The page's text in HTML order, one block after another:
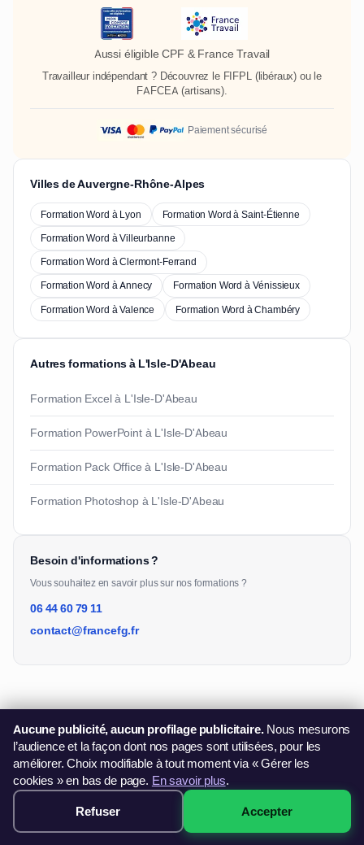
Aussi éligible CPF & France Travail
Travailleur indépendant ? Découvrez le FIFPL(libéraux) ou le
FAFCEA (artisans).
Paiement sécurisé
Villes de Auvergne-Rhône-Alpes
Formation Word à Lyon
Formation Word à Saint-Étienne
Formation Word à Villeurbanne
Formation Word à Clermont-Ferrand
Formation Word à Annecy
Formation Word à Vénissieux
Formation Word à Valence
Formation Word à Chambéry
Autres formations à L'Isle-D'Abeau
Formation Excel à L'Isle-D'Abeau
Formation PowerPoint à L'Isle-D'Abeau
Formation Pack Office à L'Isle-D'Abeau
Formation Photoshop à L'Isle-D'Abeau
Besoin d'informations ?
Vous souhaitez en savoir plus sur nos formations ?
06 44 60 79 11
contact@francefg.fr
249€ · Voir les sessions →
Une question sur nos formations ?
Notre équipe vous répond et vous oriente vers la bonne
solution.
Nous contacter
Aucune publicité, aucun profilage publicitaire.Nous mesurons
l’audience et la façon dont nos pages sont utilisées, pour les
améliorer. Choix modifiable à tout moment via « Gérer les
cookies » en bas de page. En savoir plus.
Refuser Accepter